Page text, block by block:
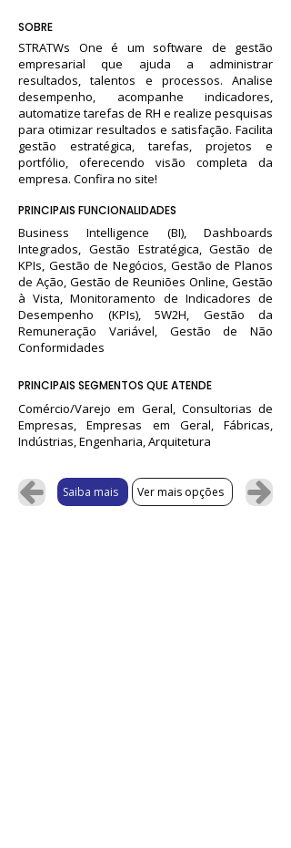
SOBRE
STRATWs One é um software de gestão
empresarial que ajuda a administrar
resultados, talentos e processos. Analise
desempenho, acompanhe indicadores,
automatize tarefas de RH e realize pesquisas
para otimizar resultados e satisfação. Facilita
gestão estratégica, tarefas, projetos e
portfólio, oferecendo visão completa da
empresa. Confira no site!
PRINCIPAIS FUNCIONALIDADES
Business Intelligence (BI), Dashboards
Integrados, Gestão Estratégica, Gestão de
KPIs, Gestão de Negócios, Gestão de Planos
de Ação, Gestão de Reuniões Online, Gestão
à Vista, Monitoramento de Indicadores de
Desempenho (KPIs), 5W2H, Gestão da
Remuneração Variável, Gestão de Não
Conformidades
PRINCIPAIS SEGMENTOS QUE ATENDE
Comércio/Varejo em Geral, Consultorias de
Empresas, Empresas em Geral, Fábricas,
Indústrias, Engenharia, Arquitetura
Saiba mais Ver mais opções